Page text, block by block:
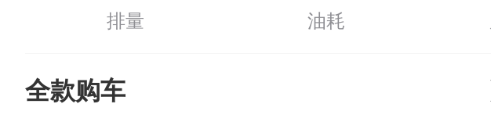
排量 油耗
全款购车